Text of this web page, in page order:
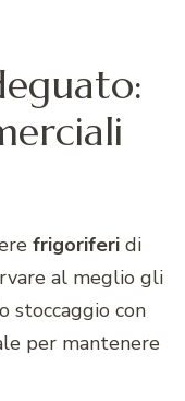
frigoriferi di
al meglio gli
stoccaggio con
per mantenere